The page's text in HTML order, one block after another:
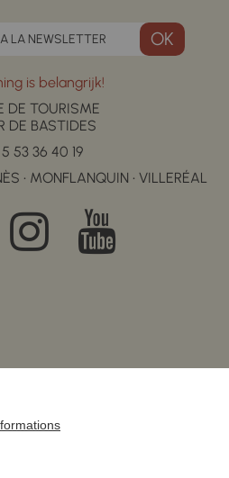
LA NEWSLETTER
is belangrijk!
DE TOURISME
DE BASTIDES
53 36 40 19
• MONFLANQUIN • VILLERÉAL